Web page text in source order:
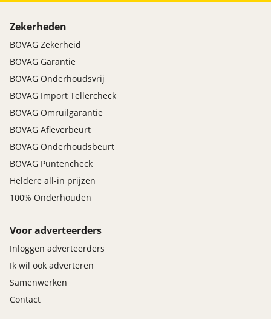
Zekerheden
BOVAG Zekerheid
BOVAG Garantie
BOVAG Onderhoudsvrij
BOVAG Import Tellercheck
BOVAG Omruilgarantie
BOVAG Afleverbeurt
BOVAG Onderhoudsbeurt
BOVAG Puntencheck
Heldere all-in prijzen
100% Onderhouden
Voor adverteerders
Inloggen adverteerders
Ik wil ook adverteren
Samenwerken
Contact